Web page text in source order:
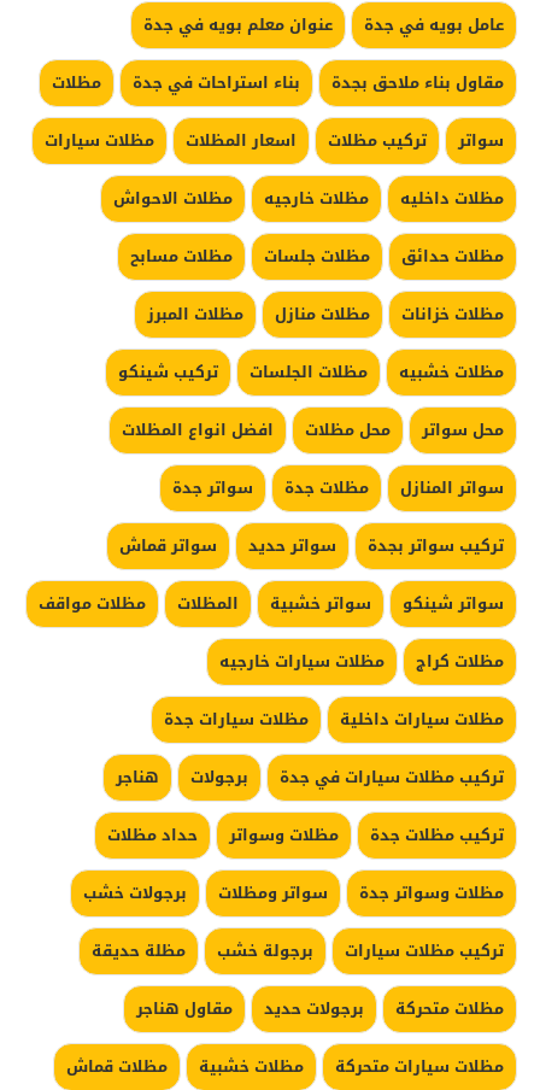
عامل بويه في جدة
عنوان معلم بويه في جدة
مقاول بناء ملاحق بجدة
بناء استراحات في جدة
مظلات
سواتر
تركيب مظلات اسعار المظلات
مظلات سيارات
مظلات داخليه
مظلات خارجيه
مظلات الاحواش
مظلات حدائق
مظلات جلسات
مظلات مسابح
مظلات خزانات
مظلات منازل
مظلات المبرز
مظلات خشبيه
مظلات الجلسات
تركيب شينكو
محل سواتر
محل مظلات
افضل انواع المظلات
سواتر المنازل
مظلات جدة
سواتر جدة
تركيب سواتر بجدة
سواتر حديد
سواتر قماش
سواتر شينكو
سواتر خشبية المظلات
مظلات مواقف
مظلات كراج
مظلات سيارات خارجيه
مظلات سيارات داخلية
مظلات سيارات جدة
تركيب مظلات سيارات في جدة
برجولات
هناجر
تركيب مظلات جدة
مظلات وسواتر
حداد مظلات
مظلات وسواتر جدة
سواتر ومظلات
برجولات خشب
تركيب مظلات سيارات
برجولة خشب
مظلة حديقة
مظلات متحركة
برجولات حديد
مقاول هناجر
مظلات سيارات متحركة
مظلات خشبية مظلات قماش